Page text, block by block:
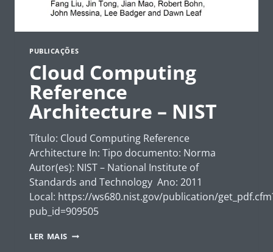
PUBLICAÇÕES
Cloud Computing
Reference
Architecture – NIST
Título: Cloud Computing Reference
Architecture In: Tipo documento: Norma
Autor(es): NIST – National Institute of
Standards and Technology Ano: 2011
Local: https://ws680.nist.gov/publication/
pub_id=909505
LER MAIS CLOUD